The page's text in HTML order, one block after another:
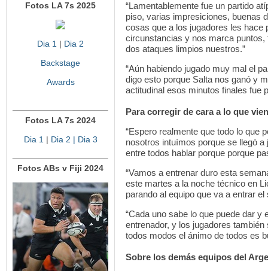
Fotos LA 7s 2025
Dia 1 | Dia 2
Backstage
Awards
Fotos LA 7s 2024
Dia 1 | Dia 2 | Dia 3
Fotos ABs v Fiji 2024
“Lamentablemente fue un partido
piso, varias impresiciones, buenas
cosas que a los jugadores les hace
circunstancias y nos marca
dos ataques limpios nuestros.”
“Aún habiendo jugado muy mal el
digo esto porque Salta nos ganó y
actitudinal esos minutos finales fue
Para corregir de cara a lo que
“Espero realmente que todo lo que
nosotros intuímos porque se llegó
entre todos hablar porque porque
“Vamos a entrenar duro esta
este martes a la noche técnico en
parando al equipo que va a entrar el
“Cada uno sabe lo que puede dar
entrenador, y los jugadores
todos modos el ánimo de todos es
Sobre los demás equipos del